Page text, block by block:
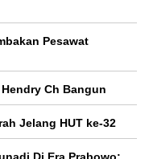
Pesawat
Ch Bangun
Jelang HUT ke-32
Di Era Prabowo: